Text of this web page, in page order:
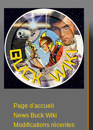
Page d’accueil
News Buck Wiki
Modifications récentes